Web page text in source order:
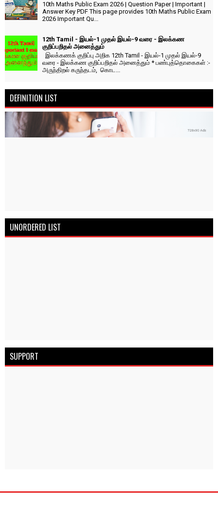
10th Maths Public Exam 2026 | Question Paper | Important |
Answer Key PDF This page provides 10th Maths Public Exam
2026 Important Qu...
12th Tamil - இயல்-1 முதல் இயல்-9 வரை - இலக்கண
குறிப்பறிதல் அனைத்தும்
இலக்கணக் குறிப்பு அறிக 12th Tamil - இயல்-1 முதல் இயல்-9
வரை - இலக்கண குறிப்பறிதல் அனைத்தும் * பண்புத்தொகைகள் :-
அருந்திறல் கருந்தடம், கொட...
DEFINITION LIST
UNORDERED LIST
SUPPORT